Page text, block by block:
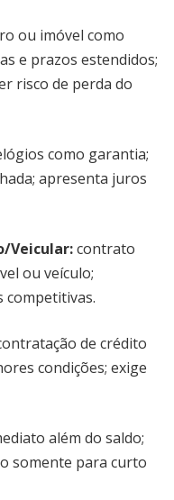
ou imóvel como
e prazos estendidos;
risco de perda do
como garantia;
apresenta juros
Veicular:contrato
ou veículo;
competitivas.
de crédito
condições; exige
além do saldo;
somente para curto